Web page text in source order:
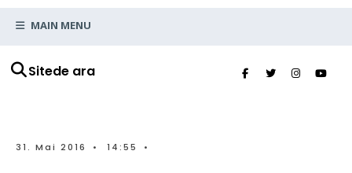
Sitede ara
MAIN MENU
31. Mai 2016 • 14:55 •